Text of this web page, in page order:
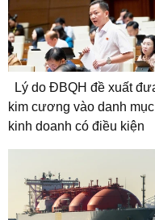
Lý do ĐBQH đề xuất
kim cương vào danh mục
kinh doanh có điều kiện